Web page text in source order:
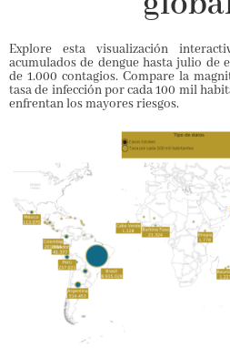
Explore esta visualización
acumulados de dengue hasta julio de
de 1.000 contagios. Compare la
tasa de infección por cada 100 mil
enfrentan los mayores riesgos.